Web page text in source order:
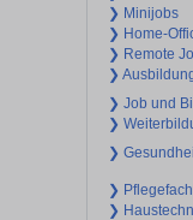
❯ Minijobs
❯ Home-
❯ Remote
❯
❯ Job und
❯
❯
❯
❯